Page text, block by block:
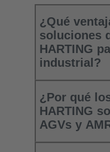
¿Qué
soluciones
HARTING
industrial?
¿Por qué
HARTING
AGVs y